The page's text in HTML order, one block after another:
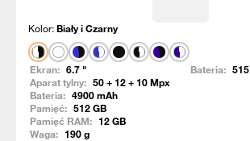
Kolor:Biały i Czarny
Ekran: 6.7 "
Aparat tylny: 50 + 12 + 10Mpx
Bateria: 4900mAh
Pamięć: 512GB
Pamięć RAM: 12GB
Waga: 190g
Bateria: 515